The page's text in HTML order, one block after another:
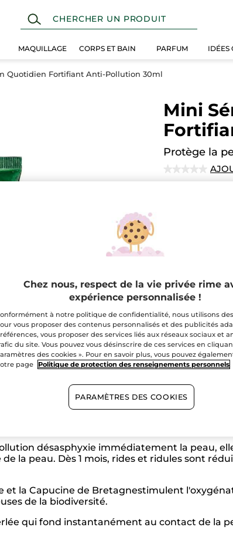
MAQUILLAGE CORPS ET BAIN PARFUM IDÉES
Quotidien Fortifiant Anti-Pollution 30ml
Mini
Protège la
★★★★★
★★★★★
désasphyxie immédiatement la peau,
la peau. Dès 1 mois, rides et ridules sont
et la Capucine de Bretagnestimulent
de la biodiversité.
qui fond instantanément au contact de la
Chez nous, respect de la vie privée rime
expérience personnalisée !
à notre politique de confidentialité, nous utilisons
vous proposer des contenus personnalisés et des publicités
vous proposer des services liés aux réseaux sociaux et
du site. Vous pouvez vous désinscrire de ces services en
des cookies ». Pour en savoir plus, vous pouvez
page
Politique de protection des renseignements personnels
PARAMÈTRES DES COOKIES